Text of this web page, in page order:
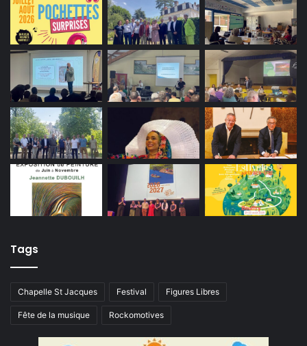
Tags
Chapelle St Jacques Festival Figures Libres
Fête de la musique Rockomotives